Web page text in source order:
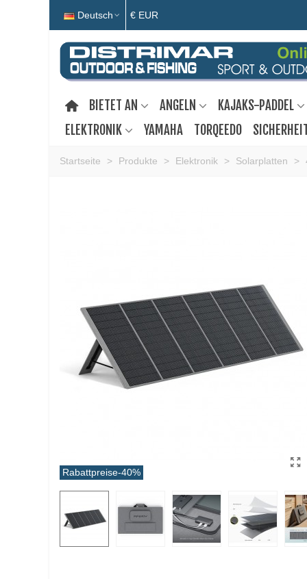
Deutsch € EUR
BIETET AN ANGELN KAJAKS-PADDEL
ELEKTRONIK
YAMAHA TORQEEDO
Startseite > Produkte > Elektronik > Solarplatten >
Rabattpreise-40%